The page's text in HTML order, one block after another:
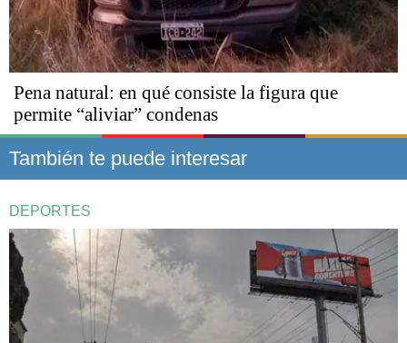
Pena natural: en qué consiste la figura que
permite “aliviar” condenas
También te puede interesar
DEPORTES